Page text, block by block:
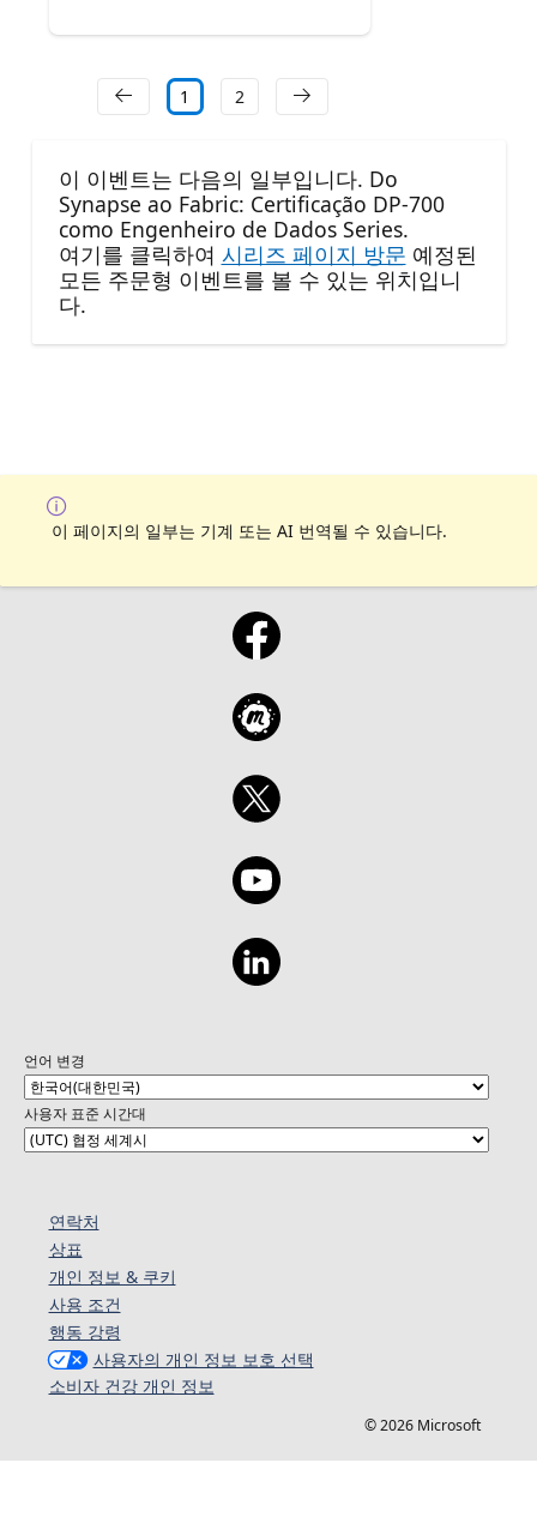
1 2
이 이벤트는 다음의 일부입니다. Do
Synapse ao Fabric: Certificação DP-700
como Engenheiro de Dados Series.
여기를 클릭하여 시리즈 페이지 방문 예정된
모든 주문형 이벤트를 볼 수 있는 위치입니
다.
이 페이지의 일부는 기계 또는 AI 번역될 수 있습니다.
언어 변경
사용자 표준 시간대
연락처
상표
개인 정보 & 쿠키
사용 조건
행동 강령
사용자의 개인 정보 보호 선택
소비자 건강 개인 정보
© 2026 Microsoft